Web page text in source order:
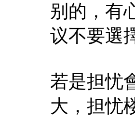
别的，有
议不要選
若是担忧
大，担忧